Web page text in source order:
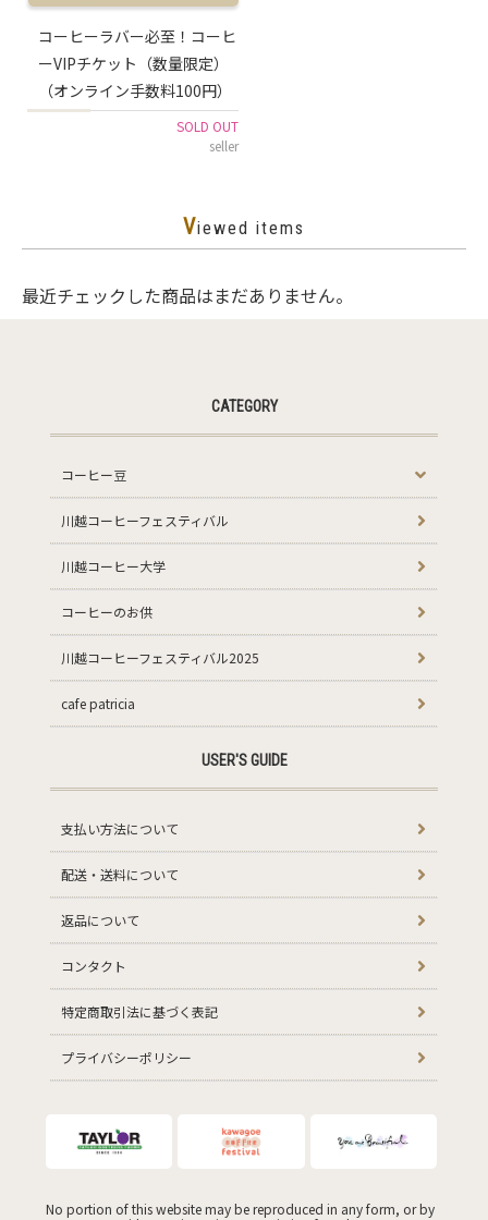
コーヒーラバー必至！コーヒ
ーVIPチケット（数量限定）
（オンライン手数料100円）
SOLD OUT
seller
Viewed items
最近チェックした商品はまだありません。
CATEGORY
コーヒー豆
川越コーヒーフェスティバル
川越コーヒー大学
コーヒーのお供
川越コーヒーフェスティバル2025
cafe patricia
USER'S GUIDE
支払い方法について
配送・送料について
返品について
コンタクト
特定商取引法に基づく表記
プライバシーポリシー
No portion of this website may be reproduced in any form, or by